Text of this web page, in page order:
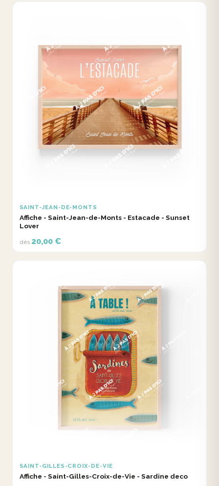
SAINT-JEAN-DE-MONTS
Affiche - Saint-Jean-de-Monts - Estacade - Sunset
Lover
dès 20,00 €
SAINT-GILLES-CROIX-DE-VIE
Affiche - Saint-Gilles-Croix-de-Vie - Sardine deco